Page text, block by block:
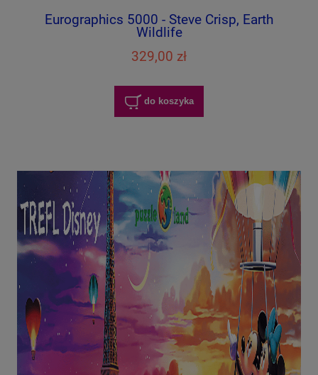
Eurographics 5000 - Steve Crisp, Earth
Wildlife
329,00 zł
do koszyka